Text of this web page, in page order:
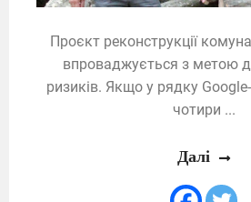
Проєкт реконструкції
впроваджується з метою
ризиків. Якщо у рядку
чотири ...
Далі